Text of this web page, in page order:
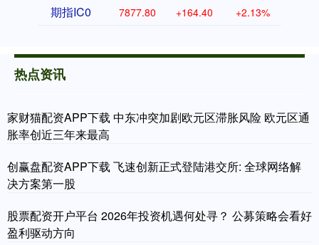
期指IC0 7877.80 +164.40 +2.13%
热点资讯
家财猫配资APP下载 中东冲突加剧欧元区滞胀风险 欧元区通
胀率创近三年来最高
创赢盘配资APP下载 飞速创新正式登陆港交所: 全球网络解
决方案第一股
股票配资开户平台 2026年投资机遇何处寻？ 公募策略会看好
盈利驱动方向